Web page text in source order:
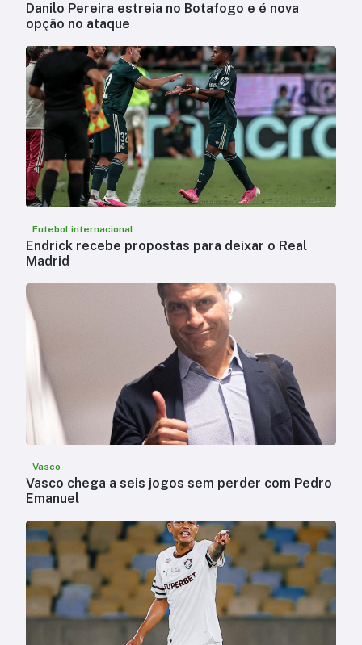
Danilo Pereira estreia no Botafogo e é nova
opção no ataque
Futebol internacional
Endrick recebe propostas para deixar o Real
Madrid
Vasco
Vasco chega a seis jogos sem perder com Pedro
Emanuel